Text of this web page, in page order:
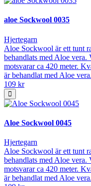
aloe Sockwool 0035
Hjertegarn
Aloe Sockwool är ett tunt
behandlats med Aloe
motsvarar ca 420 meter.
är behandlat med Aloe
109 kr
Aloe Sockwool 0045
Hjertegarn
Aloe Sockwool är ett tunt
behandlats med Aloe
motsvarar ca 420 meter.
är behandlat med Aloe